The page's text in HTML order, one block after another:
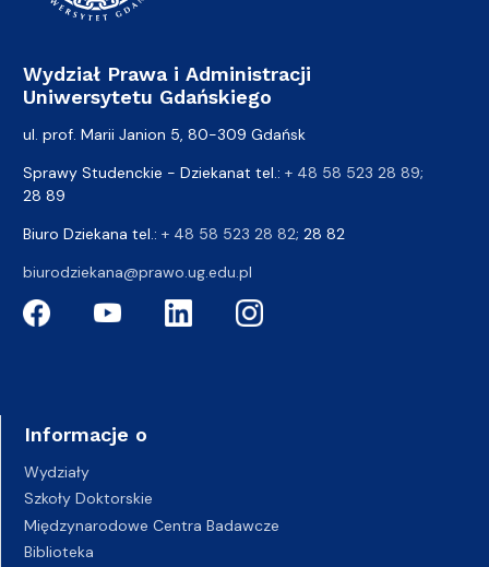
Wydział Prawa i Administracji
Uniwersytetu Gdańskiego
ul. prof. Marii Janion 5, 80-309 Gdańsk
Sprawy Studenckie - Dziekanat tel.: + 48 58 523 28 89;
28 89
Biuro Dziekana tel.: + 48 58 523 28 82; 28 82
biurodziekana@prawo.ug.edu.pl
Informacje o
Wydziały
Szkoły Doktorskie
Międzynarodowe Centra Badawcze
Biblioteka